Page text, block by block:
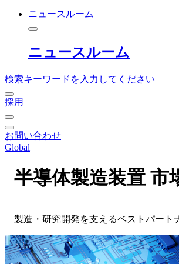
ニュースルーム
ニュースルーム
検索キーワードを入力してください
採用
お問い合わせ
Global
半導体製造装置 市
製造・研究開発を支えるベストパート